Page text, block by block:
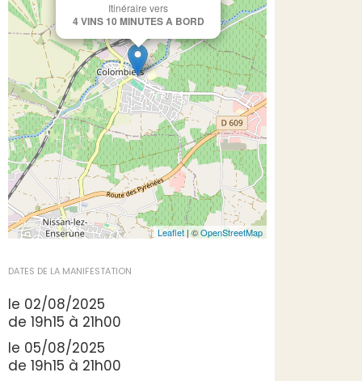
Itinéraire vers
4 VINS 10 MINUTES A BORD
Leaflet | ©OpenStreetMap
DATES DE LA MANIFESTATION
le 02/08/2025
de 19h15 à 21h00
le 05/08/2025
de 19h15 à 21h00